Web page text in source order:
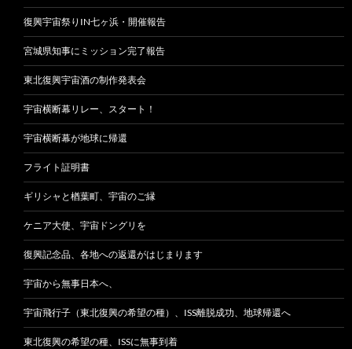
復興宇宙祭りIN七ヶ浜・開催報告
宮城県知事にミッション完了報告
東北復興宇宙酒の制作発表会
宇宙横断幕リレー、スタート！
宇宙横断幕が地球に帰還
フライト証明書
ギリシャと楢葉町、宇宙のご縁
ケニア大使、宇宙ドングリを
復興記念品、各地への返還がはじまります
宇宙から無事日本へ、
宇宙飛行子（東北復興の希望の種）、ISS離脱成功、地球帰還へ
東北復興の希望の種、ISSに無事到着